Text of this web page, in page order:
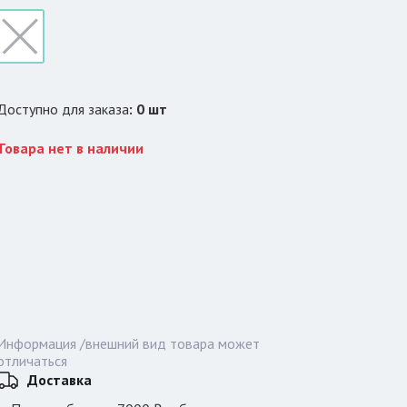
для заказа: 0 шт
нет в наличии
/внешний вид товара может
Доставка